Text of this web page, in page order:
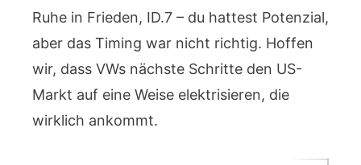
Ruhe in Frieden, ID.7 – du hattest Potenzial,
aber das Timing war nicht richtig. Hoffen
wir, dass VWs nächste Schritte den US-
Markt auf eine Weise elektrisieren, die
wirklich ankommt.